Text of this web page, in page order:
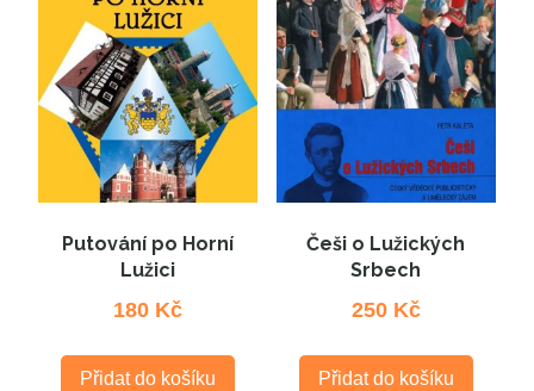
Putování po Horní
Lužici
180 Kč
Přidat do košíku
Češi o Lužických
Srbech
250 Kč
Přidat do košíku